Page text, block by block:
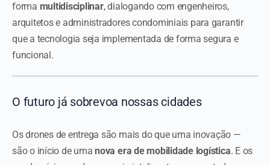
forma multidisciplinar, dialogando com engenheiros,
arquitetos e administradores condominiais para garantir
que a tecnologia seja implementada de forma segura e
funcional.
O futuro já sobrevoa nossas cidades
Os drones de entrega são mais do que uma inovação —
são o início de umanova era de mobilidade logística. E os